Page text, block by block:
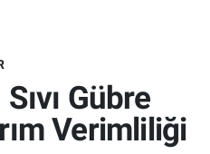
Gübre
Verimliliği